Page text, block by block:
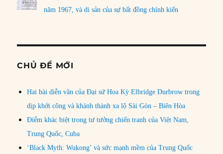
năm 1967, và di sản của sự bất đồng chính kiến
CHỦ ĐỀ MỚI
Hai bài diễn văn của Đại sứ Hoa Kỳ Elbridge Durbrow trong
dịp khởi công và khánh thành xa lộ Sài Gòn – Biên Hòa
Điểm khác biệt trong tư tưởng chiến tranh của Việt Nam,
Trung Quốc, Cuba
‘Black Myth: Wukong’ và sức mạnh mềm của Trung Quốc